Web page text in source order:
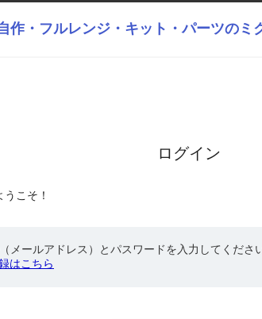
作・フルレンジ・キット・パーツのミ
ログイン
こそ！
メールアドレス）とパスワードを入力してくださ
はこちら